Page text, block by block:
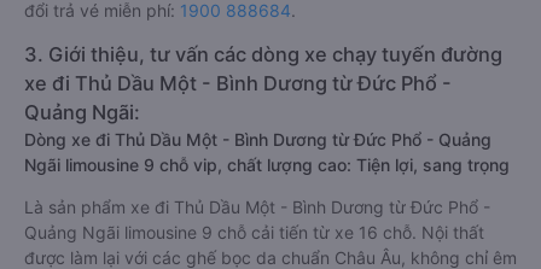
đổi trả vé miễn phí: 1900 888684.
3. Giới thiệu, tư vấn các dòng xe chạy tuyến đường
xe đi Thủ Dầu Một - Bình Dương từ Đức Phổ -
Quảng Ngãi:
Dòng xe đi Thủ Dầu Một - Bình Dương từ Đức Phổ - Quảng
Ngãi limousine 9 chỗ vip, chất lượng cao: Tiện lợi, sang trọng
Là sản phẩm xe đi Thủ Dầu Một - Bình Dương từ Đức Phổ -
Quảng Ngãi limousine 9 chỗ cải tiến từ xe 16 chỗ. Nội thất
được làm lại với các ghế bọc da chuẩn Châu Âu, không chỉ êm